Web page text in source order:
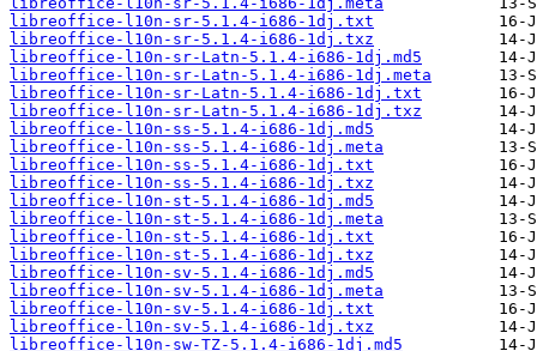
libreoffice-l10n-sr-5.1.4-i686-1dj.txt
libreoffice-l10n-sr-5.1.4-i686-1dj.txz
libreoffice-l10n-sr-Latn-5.1.4-i686-1dj.md5
libreoffice-l10n-sr-Latn-5.1.4-i686-1dj.meta
libreoffice-l10n-sr-Latn-5.1.4-i686-1dj.txt
libreoffice-l10n-sr-Latn-5.1.4-i686-1dj.txz
libreoffice-l10n-ss-5.1.4-i686-1dj.md5
libreoffice-l10n-ss-5.1.4-i686-1dj.meta
libreoffice-l10n-ss-5.1.4-i686-1dj.txt
libreoffice-l10n-ss-5.1.4-i686-1dj.txz
libreoffice-l10n-st-5.1.4-i686-1dj.md5
libreoffice-l10n-st-5.1.4-i686-1dj.meta
libreoffice-l10n-st-5.1.4-i686-1dj.txt
libreoffice-l10n-st-5.1.4-i686-1dj.txz
libreoffice-l10n-sv-5.1.4-i686-1dj.md5
libreoffice-l10n-sv-5.1.4-i686-1dj.meta
libreoffice-l10n-sv-5.1.4-i686-1dj.txt
libreoffice-l10n-sv-5.1.4-i686-1dj.txz
libreoffice-l10n-sw-TZ-5.1.4-i686-1dj.md5